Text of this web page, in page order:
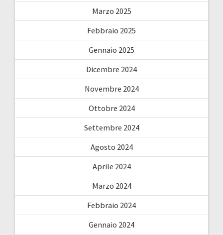
Marzo 2025
Febbraio 2025
Gennaio 2025
Dicembre 2024
Novembre 2024
Ottobre 2024
Settembre 2024
Agosto 2024
Aprile 2024
Marzo 2024
Febbraio 2024
Gennaio 2024